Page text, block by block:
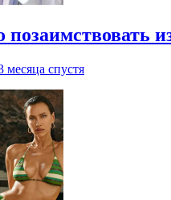
месяца спустя